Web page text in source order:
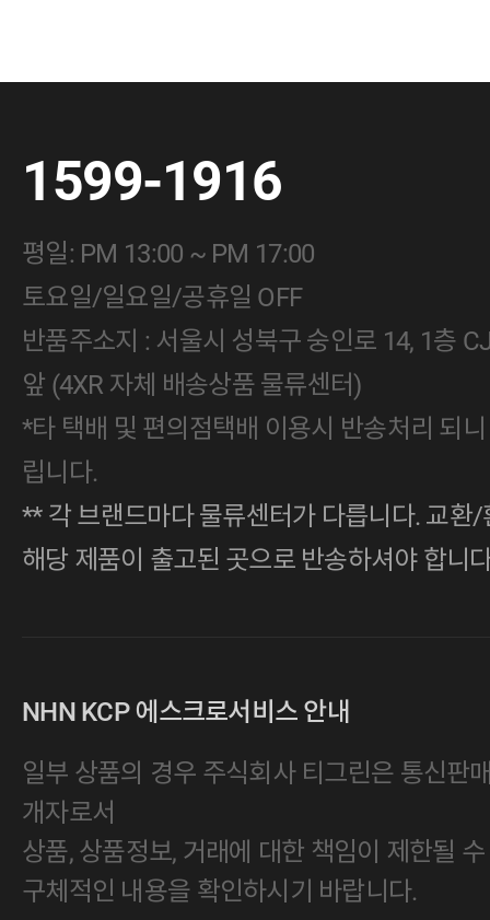
1599-1916
평일: PM 13:00 ~ PM 17:00
토요일/일요일/공휴일 OFF
반품주소지 : 서울시 성북구 숭인로 14, 1층
앞 (4XR 자체 배송상품 물류센터)
*타 택배 및 편의점택배 이용시 반송처리 되
립니다.
** 각 브랜드마다 물류센터가 다릅니다. 교환
해당 제품이 출고된 곳으로 반송하셔야 합니
NHN KCP 에스크로서비스 안내
일부 상품의 경우 주식회사 티그린은 통신판
개자로서
상품, 상품정보, 거래에 대한 책임이 제한될
구체적인 내용을 확인하시기 바랍니다.